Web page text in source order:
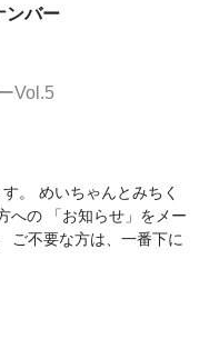
ンバー
Vol.5
。 めいちゃんとみちく
への 「お知らせ」をメー
ご不要な方は、一番下に